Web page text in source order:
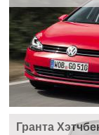
Гранта